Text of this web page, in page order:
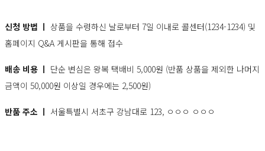
신청 방법 ㅣ 상품을 수령하신 날로부터 7일 이내로 콜센터(1234-1234) 및
홈페이지 Q&A 게시판을 통해 접수
배송 비용 ㅣ 단순 변심은 왕복 택배비 5,000원 (반품 상품을 제외한 나머지
금액이 50,000원 이상일 경우에는 2,500원)
반품 주소 ㅣ 서울특별시 서초구 강남대로 123, ㅇㅇㅇ ㅇㅇㅇ